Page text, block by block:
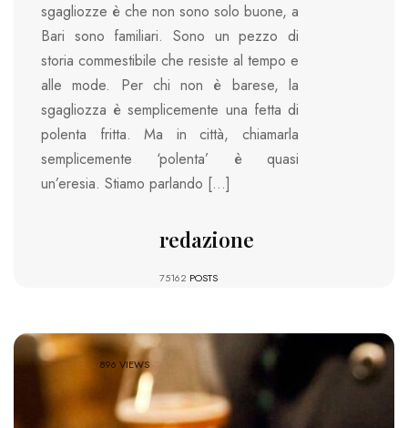
sgagliozze è che non sono solo buone, a
Bari sono familiari. Sono un pezzo di
storia commestibile che resiste al tempo e
alle mode. Per chi non è barese, la
sgagliozza è semplicemente una fetta di
polenta fritta. Ma in città, chiamarla
semplicemente ‘polenta’ è quasi
un’eresia. Stiamo parlando […]
redazione
75162 POSTS
896 VIEWS